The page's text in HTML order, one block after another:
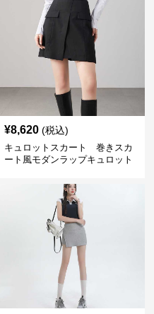
¥8,620 (税込)
キュロットスカート 巻きスカ
ート風モダンラップキュロット